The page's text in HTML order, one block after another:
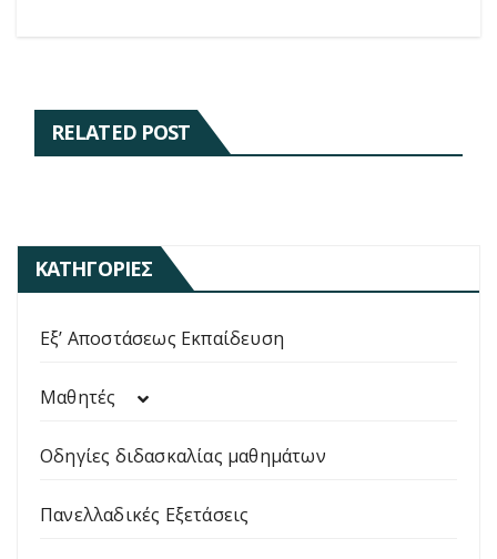
RELATED POST
ΚΑΤΗΓΟΡΊΕΣ
Εξ’ Αποστάσεως Εκπαίδευση
Μαθητές
Οδηγίες διδασκαλίας μαθημάτων
Πανελλαδικές Εξετάσεις